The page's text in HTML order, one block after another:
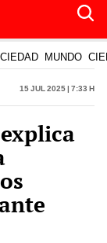
MUNDO
15 Jul 2025 | 7:33 h